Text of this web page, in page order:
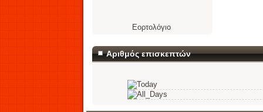
Εορτολόγιο
Αριθμός επισκεπτών